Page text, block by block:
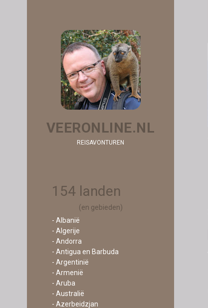
VEERONLINE.NL
REISAVONTUREN
154 landen
(en gebieden)
- Albanië
- Algerije
- Andorra
- Antigua en Barbuda
- Argentinië
- Armenië
- Aruba
- Australië
- Azerbeidzjan